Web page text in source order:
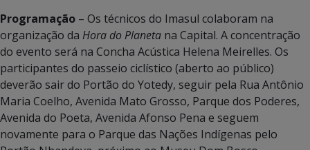
Programação – Os técnicos do Imasul colaboram na
organização da Hora do Planeta na Capital. A concentração
do evento será na Concha Acústica Helena Meirelles. Os
participantes do passeio ciclístico (aberto ao público)
deverão sair do Portão do Yotedy, seguir pela Rua Antônio
Maria Coelho, Avenida Mato Grosso, Parque dos Poderes,
Avenida do Poeta, Avenida Afonso Pena e seguem
novamente para o Parque das Nações Indígenas pelo